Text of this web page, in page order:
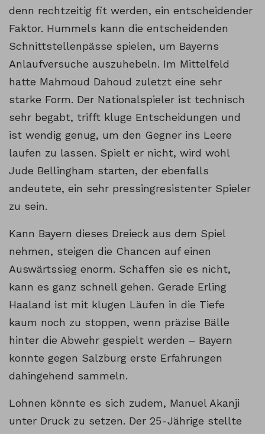
denn rechtzeitig fit werden, ein entscheidender
Faktor. Hummels kann die entscheidenden
Schnittstellenpässe spielen, um Bayerns
Anlaufversuche auszuhebeln. Im Mittelfeld
hatte Mahmoud Dahoud zuletzt eine sehr
starke Form. Der Nationalspieler ist technisch
sehr begabt, trifft kluge Entscheidungen und
ist wendig genug, um den Gegner ins Leere
laufen zu lassen. Spielt er nicht, wird wohl
Jude Bellingham starten, der ebenfalls
andeutete, ein sehr pressingresistenter Spieler
zu sein.
Kann Bayern dieses Dreieck aus dem Spiel
nehmen, steigen die Chancen auf einen
Auswärtssieg enorm. Schaffen sie es nicht,
kann es ganz schnell gehen. Gerade Erling
Haaland ist mit klugen Läufen in die Tiefe
kaum noch zu stoppen, wenn präzise Bälle
hinter die Abwehr gespielt werden – Bayern
konnte gegen Salzburg erste Erfahrungen
dahingehend sammeln.
Lohnen könnte es sich zudem, Manuel Akanji
unter Druck zu setzen. Der 25-Jährige stellte